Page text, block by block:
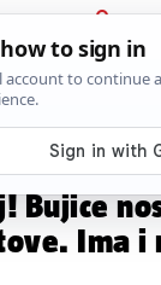
PRIJAVA
Galerija
Preko
Bujice
Ima i